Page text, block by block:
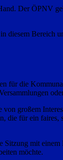
Der ÖPNV
diesem Bereich
für die
großem
die für ein faires,
mit einem
möchte.